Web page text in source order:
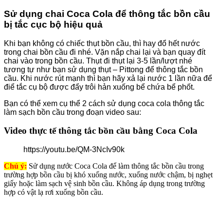
Sử dụng chai Coca Cola để thông tắc bồn cầu
bị tắc cục bộ hiệu quả
Khi bạn không có chiếc thụt bồn cầu, thì hay đổ hết nước
trong chai bồn cầu đi nhé. Vặn nắp chai lại và bạn quay đít
chai vào trong bồn cầu. Thụt đi thụt lại 3-5 lần/lượt nhé
tương tự như bạn sử dụng thụt – Pittong để thông tắc bồn
cầu. Khi nước rút mạnh thì bạn hãy xả lại nước 1 lần nữa để
điể tắc cụ bộ được đẩy trôi hản xuống bể chứa bể phốt.
Bạn có thể xem cụ thể 2 cách sử dụng coca cola thông tắc
làm sạch bồn cầu trong đoạn video sau:
Video thực tế thông tắc bồn cầu bằng Coca Cola
https://youtu.be/QM-3NcIv90k
Chú ý: Sử dụng nước Coca Cola để làm thông tắc bồn cầu trong
trường hợp bồn cầu bị khó xuống nước, xuống nước chậm, bị nghẹt
giấy hoặc làm sạch vệ sinh bồn cầu. Không áp dụng trong trường
hợp có vật lạ rơi xuống bồn cầu.